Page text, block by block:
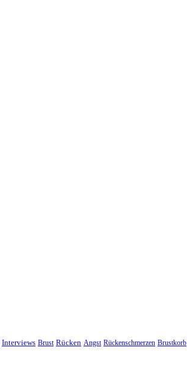
Interviews Brust Rücken Angst Rückenschmerzen Brustkorb